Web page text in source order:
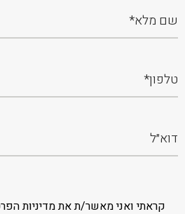
קראתי ואני מאשר/ת את מדיניות